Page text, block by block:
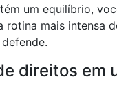
um equilíbrio,
rotina mais intensa
defende.
direitos em